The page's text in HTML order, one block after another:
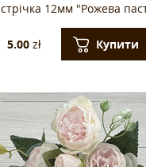
12мм "Рожева
5.00zł Купити